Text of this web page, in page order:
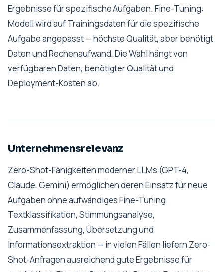
Ergebnisse für spezifische Aufgaben. Fine-Tuning:
Modell wird auf Trainingsdaten für die spezifische
Aufgabe angepasst — höchste Qualität, aber benötigt
Daten und Rechenaufwand. Die Wahl hängt von
verfügbaren Daten, benötigter Qualität und
Deployment-Kosten ab.
Unternehmensrelevanz
Zero-Shot-Fähigkeiten moderner LLMs (GPT-4,
Claude, Gemini) ermöglichen deren Einsatz für neue
Aufgaben ohne aufwändiges Fine-Tuning.
Textklassifikation, Stimmungsanalyse,
Zusammenfassung, Übersetzung und
Informationsextraktion — in vielen Fällen liefern Zero-
Shot-Anfragen ausreichend gute Ergebnisse für